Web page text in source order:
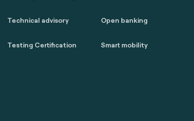
Technical advisory
Testing Certification
Open banking
Smart mobility